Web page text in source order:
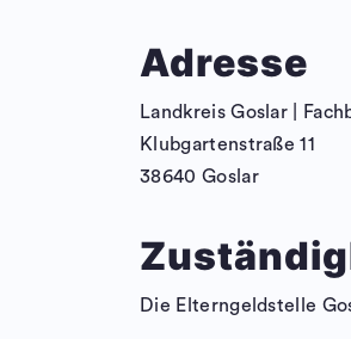
Adresse
Landkreis Goslar |
Klubgartenstraße 11
38640 Goslar
Die Elterngeldstelle